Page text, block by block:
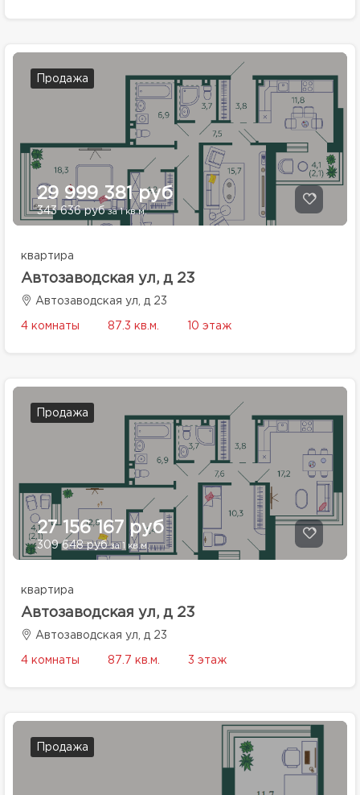
Продажа
29 999 381 руб
343 636 рубза 1 кв.м.
квартира
Автозаводская ул, д 23
Автозаводская ул, д 23
4 комнаты 87.3 кв.м. 10 этаж
Продажа
27 156 167 руб
309 648 рубза 1 кв.м.
квартира
Автозаводская ул, д 23
Автозаводская ул, д 23
4 комнаты 87.7 кв.м. 3 этаж
Продажа